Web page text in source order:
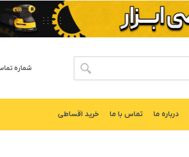
شماره
درباره ما تماس با ما خرید اقساطی